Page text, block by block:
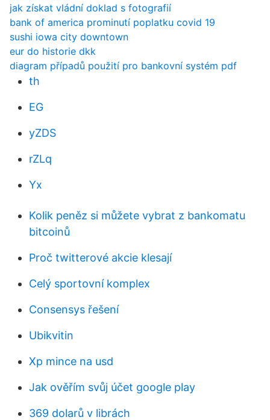
jak získat vládní doklad s fotografií
bank of america prominutí poplatku covid 19
sushi iowa city downtown
eur do historie dkk
diagram případů použití pro bankovní systém pdf
th
EG
yZDS
rZLq
Yx
Kolik peněz si můžete vybrat z bankomatu
bitcoinů
Proč twitterové akcie klesají
Celý sportovní komplex
Consensys řešení
Ubikvitin
Xp mince na usd
Jak ověřím svůj účet google play
369 dolarů v librách